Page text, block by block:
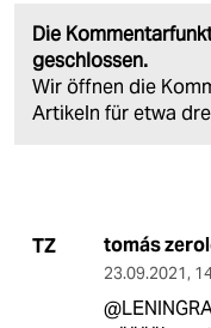
Die
geschlossen.
Wir öffnen die
Artikeln für etwa
TZ tomás
23.09.2021,